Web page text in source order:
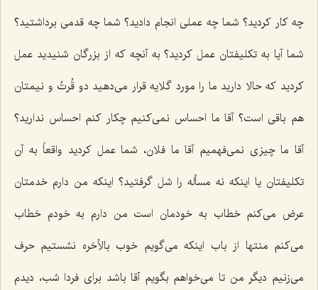
چه کار کردید؟ شما چه عملی انجام دادید؟ شما چه قدمی برداشتید؟
شما آیا به تکلیفتان عمل کردید؟ به آنچه که از بزرگان شنیدید عمل
کردید که حالا دارید ما را مورد گلایه قرار می‌دهید دو قُرتُ و نیمتان
هم باقی است؟ آقا ما احساس نمی‌کنیم چکار کنم احساس‌ ندارید؟
آقا ما چیزی نمی‌فهمیم آقا ما فلان، شما عمل کردید واقعاً به آن
تکلیفتان یا اینکه نه مسأله را شل گرفتید؟ اینکه من دارم خدمتان
عرض می‌کنم خطاب به خودمان است من دارم به خودم خطاب
می‌کنم منتها از باب اینکه می‌گویم خوب بالأخره نشستیم حرف
می‌زنیم دیگر من تا می‌خواهم بگویم آقا باشد برای فردا شب، دیدم